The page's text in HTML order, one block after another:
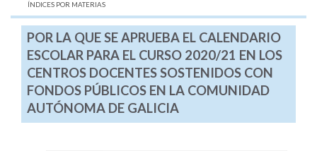
AQUÍ:
ÍNDICES POR MATERIAS
POR LA QUE SE APRUEBA EL CALENDARIO
ESCOLAR PARA EL CURSO 2020/21 EN LOS
CENTROS DOCENTES SOSTENIDOS CON
FONDOS PÚBLICOS EN LA COMUNIDAD
AUTÓNOMA DE GALICIA